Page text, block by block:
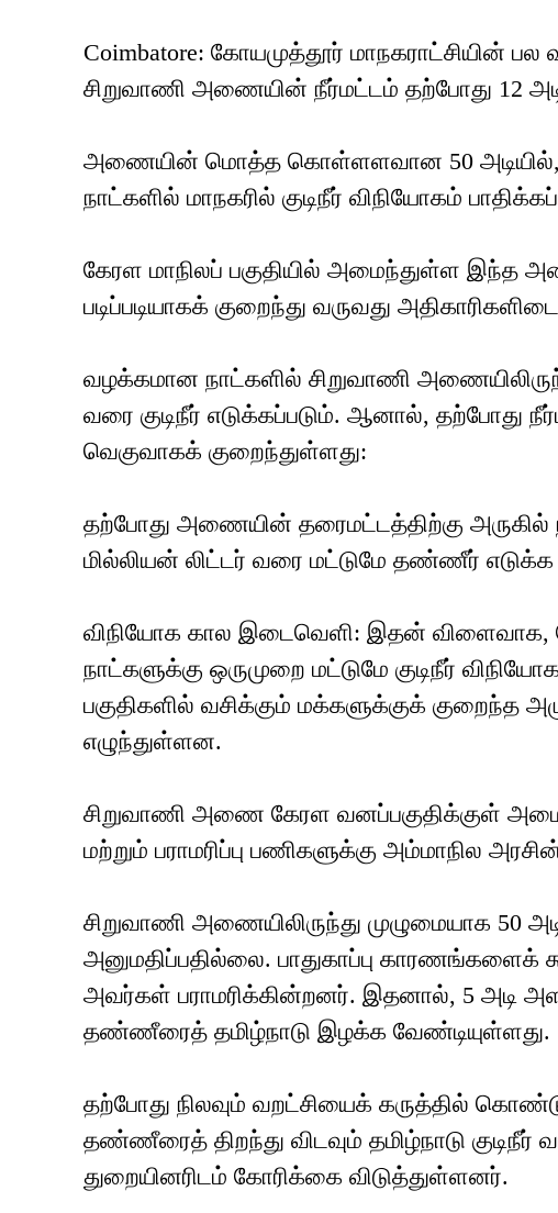
Coimbatore: கோயமுத்தூர் மாநகராட்சியின் பல
சிறுவாணி அணையின் நீர்மட்டம் தற்போது 12
அணையின் மொத்த கொள்ளளவான 50 அடியில்,
நாட்களில் மாநகரில் குடிநீர் விநியோகம்
கேரள மாநிலப் பகுதியில் அமைந்துள்ள இந்த
படிப்படியாகக் குறைந்து வருவது
வழக்கமான நாட்களில் சிறுவாணி
வரை குடிநீர் எடுக்கப்படும். ஆனால், தற்போது
வெகுவாகக் குறைந்துள்ளது:
தற்போது அணையின் தரைமட்டத்திற்கு அருகில்
மில்லியன் லிட்டர் வரை மட்டுமே தண்ணீர் எடுக்க
விநியோக கால இடைவெளி: இதன் விளைவாக,
நாட்களுக்கு ஒருமுறை மட்டுமே குடிநீர்
பகுதிகளில் வசிக்கும் மக்களுக்குக் குறைந்த
எழுந்துள்ளன.
சிறுவாணி அணை கேரள வனப்பகுதிக்குள்
மற்றும் பராமரிப்பு பணிகளுக்கு அம்மாநில
சிறுவாணி அணையிலிருந்து முழுமையாக
அனுமதிப்பதில்லை. பாதுகாப்பு
அவர்கள் பராமரிக்கின்றனர். இதனால், 5 அடி
தண்ணீரைத் தமிழ்நாடு இழக்க வேண்டியுள்ளது.
தற்போது நிலவும் வறட்சியைக் கருத்தில்
தண்ணீரைத் திறந்து விடவும் தமிழ்நாடு குடிநீர்
துறையினரிடம் கோரிக்கை விடுத்துள்ளனர்.